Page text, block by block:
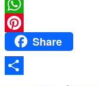
Twitter
WhatsApp
PinterestShare